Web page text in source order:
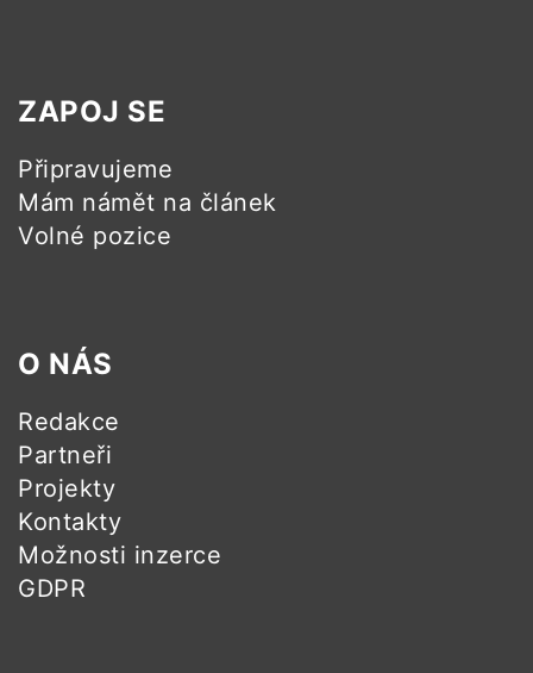
ZAPOJ SE
Připravujeme
Mám námět na článek
Volné pozice
O NÁS
Redakce
Partneři
Projekty
Kontakty
Možnosti inzerce
GDPR